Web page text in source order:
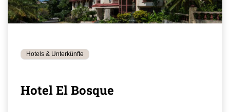
Hotels & Unterkünfte
Hotel El Bosque